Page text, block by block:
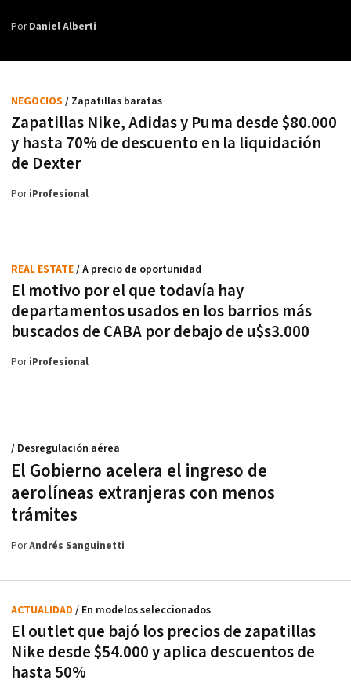
PorDaniel Alberti
Zapatillas Nike, Adidas y Puma desde $80.000
y hasta 70% de descuento en la liquidación
de Dexter
NEGOCIOS / Zapatillas baratas
PoriProfesional
El motivo por el que todavía hay
departamentos usados en los barrios más
buscados de CABA por debajo de u$s3.000
REAL ESTATE/ A precio de oportunidad
PoriProfesional
El Gobierno acelera el ingreso de
aerolíneas extranjeras con menos
trámites
/ Desregulación aérea
PorAndrés Sanguinetti
El outlet que bajó los precios de zapatillas
Nike desde $54.000 y aplica descuentos de
hasta 50%
ACTUALIDAD / En modelos seleccionados